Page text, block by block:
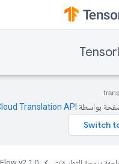
بواسطة Translation API‏